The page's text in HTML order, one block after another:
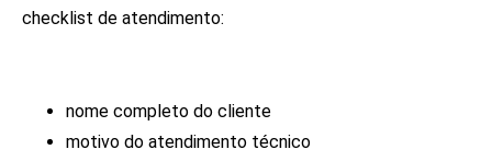
checklist de atendimento:
nome completo do cliente
motivo do atendimento técnico